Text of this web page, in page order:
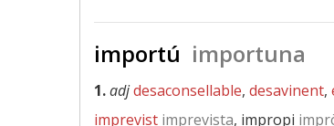
importú importuna
1.adjdesaconsellable, desavinent,
imprevist imprevista, impropi